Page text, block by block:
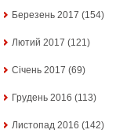
Березень 2017 (154)
Лютий 2017 (121)
Січень 2017 (69)
Грудень 2016 (113)
Листопад 2016 (142)